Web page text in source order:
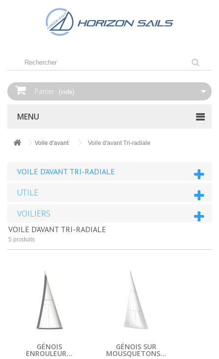
Panier (vide)
MENU
Voile d'avant Voile d'avant Tri-radiale
VOILE D'AVANT TRI-RADIALE
UTILE
VOILIERS
VOILE D'AVANT TRI-RADIALE
5 produits
GÉNOIS
ENROULEUR...
GÉNOIS SUR
MOUSQUETONS...